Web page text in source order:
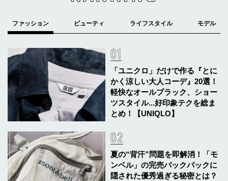
「ユニクロ」だけで作る『とに
かく涼しい大人コーデ』20選！
軽快なオールブラック、ショー
ツスタイル...好印象テクを総ま
とめ！【UNIQLO】
夏の“背汗”問題を即解消！「モ
ンベル」の完売バックパックに
隠された優秀過ぎる秘密とは？